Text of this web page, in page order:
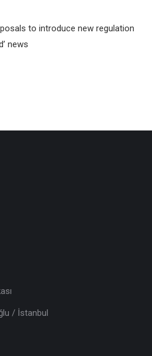
to introduce new regulation
news
/ İstanbul